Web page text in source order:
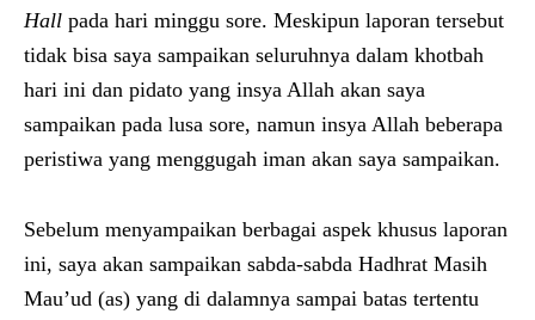
Hall pada hari minggu sore. Meskipun laporan tersebut
tidak bisa saya sampaikan seluruhnya dalam khotbah
hari ini dan pidato yang insya Allah akan saya
sampaikan pada lusa sore, namun insya Allah beberapa
peristiwa yang menggugah iman akan saya sampaikan.
Sebelum menyampaikan berbagai aspek khusus laporan
ini, saya akan sampaikan sabda-sabda Hadhrat Masih
Mau’ud (as) yang di dalamnya sampai batas tertentu